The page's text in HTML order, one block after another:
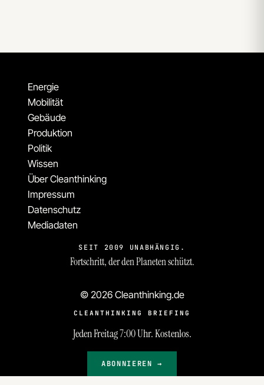
Energie
Mobilität
Gebäude
Produktion
Politik
Wissen
Über Cleanthinking
Impressum
Datenschutz
Mediadaten
SEIT 2009 UNABHÄNGIG.
Fortschritt, der den Planeten schützt.
© 2026 Cleanthinking.de
CLEANTHINKING BRIEFING
Jeden Freitag 7:00 Uhr. Kostenlos.
ABONNIEREN →